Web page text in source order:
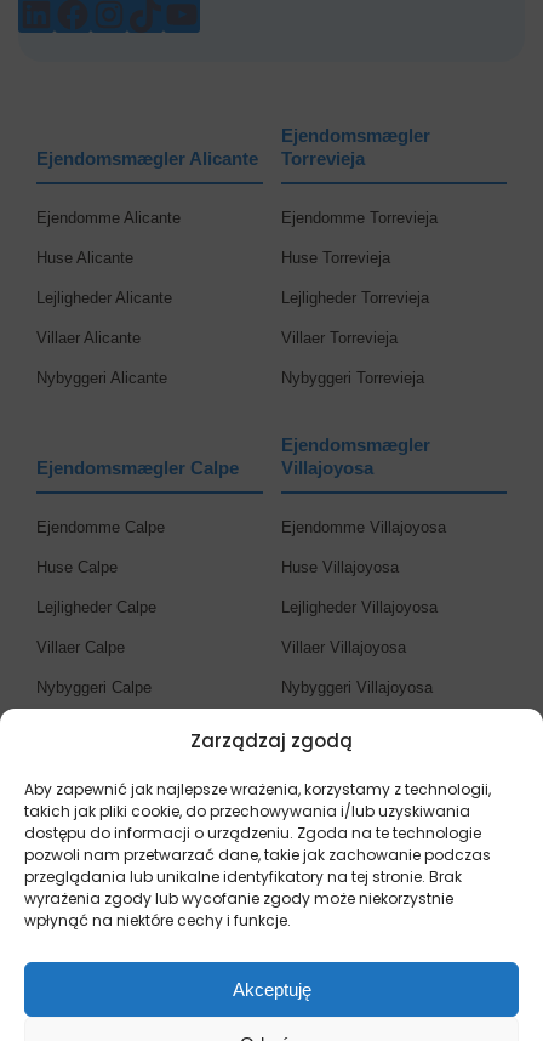
Zarządzaj zgodą
Aby zapewnić jak najlepsze wrażenia, korzystamy z technologii,
takich jak pliki cookie, do przechowywania i/lub uzyskiwania
dostępu do informacji o urządzeniu. Zgoda na te technologie
pozwoli nam przetwarzać dane, takie jak zachowanie podczas
przeglądania lub unikalne identyfikatory na tej stronie. Brak
wyrażenia zgody lub wycofanie zgody może niekorzystnie
wpłynąć na niektóre cechy i funkcje.
Akceptuję
LINKEDIN FACEBOOK INSTAGRAM TIKTOK YOUTUBE
Ejendomsmægler Alicante
Ejendomme Alicante
Huse Alicante
Lejligheder Alicante
Villaer Alicante
Nybyggeri Alicante
Ejendomsmægler
Torrevieja
Ejendomme Torrevieja
Huse Torrevieja
Lejligheder Torrevieja
Villaer Torrevieja
Nybyggeri Torrevieja
Ejendomsmægler Calpe
Ejendomme Calpe
Huse Calpe
Lejligheder Calpe
Villaer Calpe
Nybyggeri Calpe
Ejendomsmægler
Villajoyosa
Ejendomme Villajoyosa
Huse Villajoyosa
Lejligheder Villajoyosa
Villaer Villajoyosa
Nybyggeri Villajoyosa
Ejendomsmægler Costa
Ejendomme Costa Blanca
Huse Costa Blanca
Lejligheder Costa Blanca